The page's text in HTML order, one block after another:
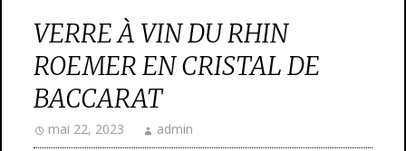
VERRE À VIN DU RHIN
ROEMER EN CRISTAL DE
BACCARAT
mai 22, 2023 admin